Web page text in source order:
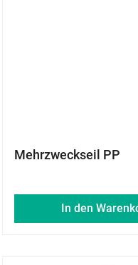
Mehrzweckseil PP
In den